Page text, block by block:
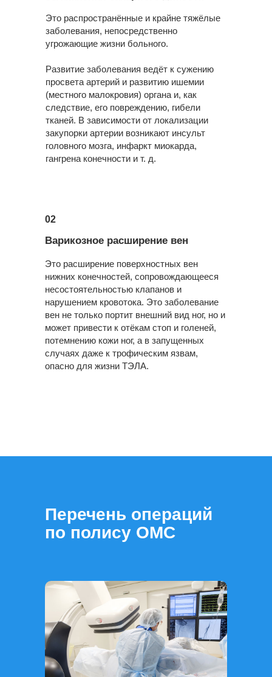
Это распространённые и крайне тяжёлые
заболевания, непосредственно
угрожающие жизни больного.
Развитие заболевания ведёт к сужению
просвета артерий и развитию ишемии
(местного малокровия) органа и, как
следствие, его повреждению, гибели
тканей. В зависимости от локализации
закупорки артерии возникают инсульт
головного мозга, инфаркт миокарда,
гангрена конечности и т. д.
Это расширение поверхностных вен
нижних конечностей, сопровождающееся
несостоятельностью клапанов и
нарушением кровотока. Это заболевание
вен не только портит внешний вид ног, но и
может привести к отёкам стоп и голеней,
потемнению кожи ног, а в запущенных
случаях даже к трофическим язвам,
опасно для жизни ТЭЛА.
02
Варикозное расширение вен
Перечень операций
по полису ОМС